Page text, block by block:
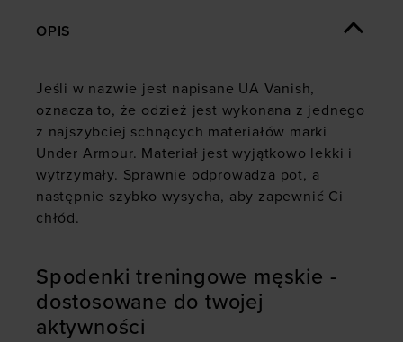
OPIS
Jeśli w nazwie jest napisane UA Vanish,
oznacza to, że odzież jest wykonana z jednego
z najszybciej schnących materiałów marki
Under Armour. Materiał jest wyjątkowo lekki i
wytrzymały. Sprawnie odprowadza pot, a
następnie szybko wysycha, aby zapewnić Ci
chłód.
Spodenki treningowe męskie -
dostosowane do twojej
aktywności